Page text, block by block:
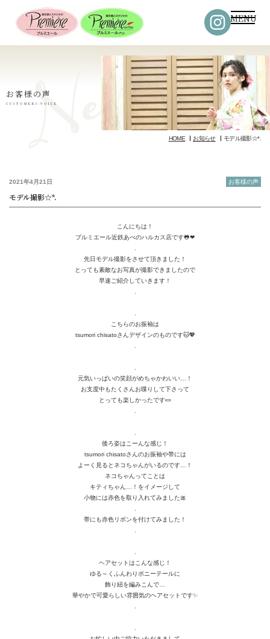
MENU
HOME お知らせ モデル撮影☆*.
お客様の声
CUSTOMERS-VOICE
2021年4月21日 お客様の声
モデル撮影☆*.
こんにちは！
プルミエール近鉄あべのハルカス店です🐸❤
先日モデル撮影をさせて頂きました！
とっても素敵なお写真が撮影できましたので
早速ご紹介していきます！
こちらのお振袖は
tsumori chisatoさんデザインのものです🐱💖
元気いっぱいの笑顔がめちゃかわいい…！
お支度中もたくさんお喋りして下さって
とっても楽しかったです🍬
後ろ姿はこーんな感じ！
tsumori chisatoさんのお振袖や帯には
よーく見るとネコちゃんがいるのです…！
ネコちゃんってことは
キティちゃん…！をイメージして
小物には赤色を取り入れてみました🎀
帯にも赤色リボンを付けてみました！
ヘアセットはこんな感じ！
ゆる～くふんわりポニーテールに
飾り紐を編みこんで…
華やかで可愛らしい雰囲気のヘアセットです✨